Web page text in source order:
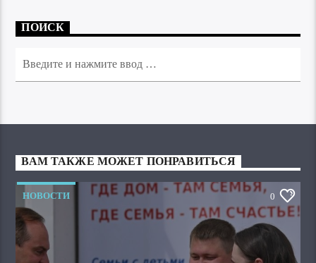
ПОИСК
ВАМ ТАКЖЕ МОЖЕТ ПОНРАВИТЬСЯ
НОВОСТИ 0